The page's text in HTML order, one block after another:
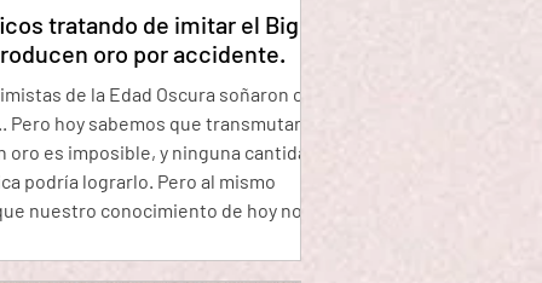
tratando de imitar el Big
oro por accidente.
de la Edad Oscura soñaron con
Pero hoy sabemos que transmutar
oro es imposible, y ninguna cantidad
lograrlo. Pero al mismo
nuestro conocimiento de hoy nos
de oro y uno de plomo, también nos